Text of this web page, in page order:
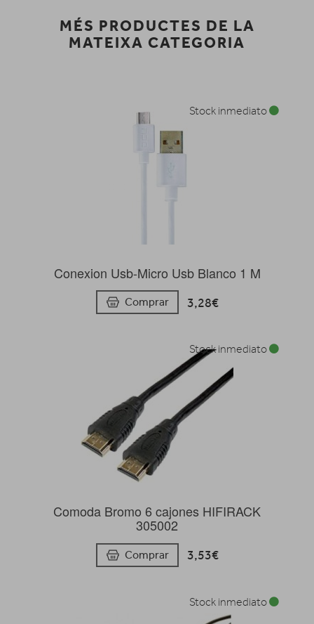
MÉS PRODUCTES DE LA
MATEIXA CATEGORIA
Conexion Usb-Micro Usb Blanco 1 M
Comprar 3,28€
Stock inmediato
Comoda Bromo 6 cajones HIFIRACK
305002
Comprar 3,53€
Stock inmediato
Stock inmediato